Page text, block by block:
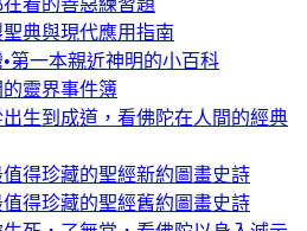
典與現代應用指南
第一本親近神明的小百科
靈界事件簿
生到成道，看佛陀在人間的經典
得珍藏的聖經新約圖畫史詩
得珍藏的聖經舊約圖畫史詩